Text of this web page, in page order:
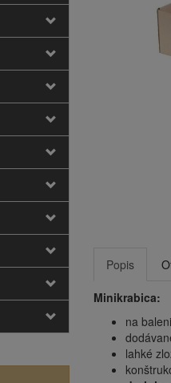
Popis
Minikrabica:
na
lahké